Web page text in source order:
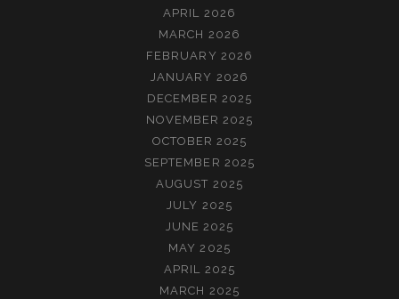
APRIL 2026
MARCH 2026
FEBRUARY 2026
JANUARY 2026
DECEMBER 2025
NOVEMBER 2025
OCTOBER 2025
SEPTEMBER 2025
AUGUST 2025
JULY 2025
JUNE 2025
MAY 2025
APRIL 2025
MARCH 2025